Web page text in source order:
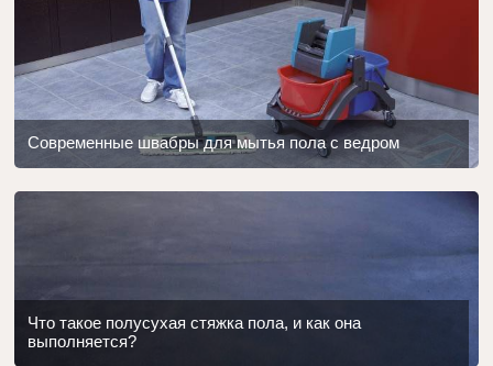
Современные швабры для мытья пола с ведром
Что такое полусухая стяжка пола, и как она
выполняется?